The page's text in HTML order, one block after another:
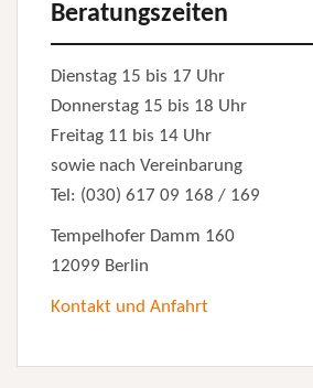
Beratungszeiten
Dienstag 15 bis 17 Uhr
Donnerstag 15 bis 18 Uhr
Freitag 11 bis 14 Uhr
sowie nach Vereinbarung
Tel: (030) 617 09 168 / 169
Tempelhofer Damm 160
12099 Berlin
Kontakt und Anfahrt